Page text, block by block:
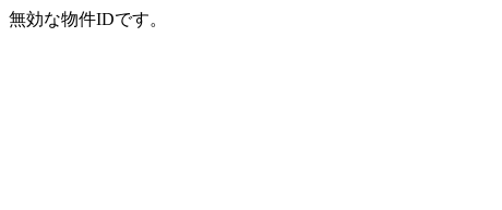
無効な物件IDです。